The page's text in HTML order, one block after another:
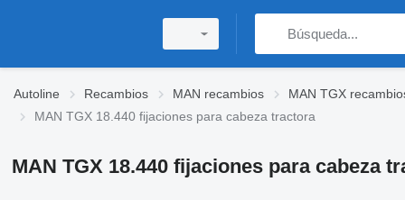
Autoline Recambios MAN recambios MAN TGX
MAN TGX 18.440 fijaciones para cabeza tractora
MAN TGX 18.440 fijaciones para cabeza